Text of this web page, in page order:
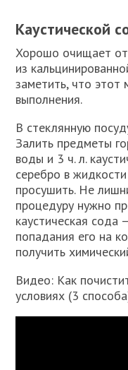
Каустической
Хорошо очищает от
из
заметить, что этот
выполнения.
В стеклянную
Залить предметы
воды и 3 ч. л.
серебро в
просушить. Не
процедуру нужно
каустическая сода
попадания его на
получить
Видео: Как
условиях (3